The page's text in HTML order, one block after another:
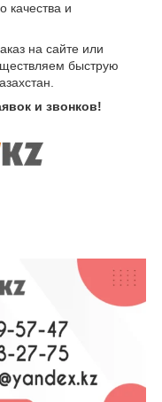
качества и
на сайте или
быструю
и звонков!